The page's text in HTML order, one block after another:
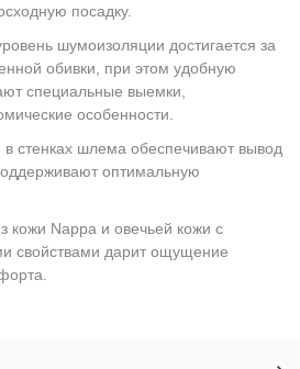
посадку.
шумоизоляции достигается за
обивки, при этом удобную
специальные выемки,
особенности.
стенках шлема обеспечивают вывод
оптимальную
кожи Nappa и овечьей кожи с
свойствами дарит ощущение